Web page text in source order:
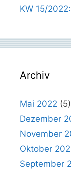
KW 15/
Archiv
Mai 2022 (5)
Dezember
November
Oktober
September